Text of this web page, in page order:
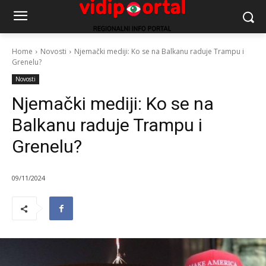
Home Novosti
Njemački mediji: Ko se na Balkanu raduje Trampu i
Grenelu?
Novosti
Njemački mediji: Ko se na
Balkanu raduje Trampu i
Grenelu?
09/11/2024